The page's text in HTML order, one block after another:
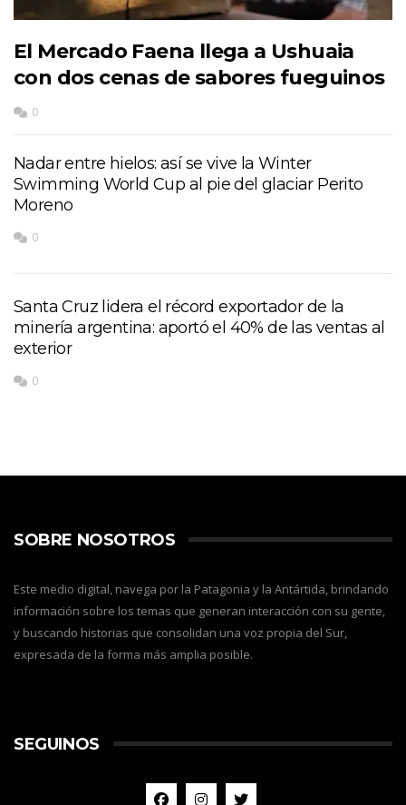
El Mercado Faena llega a Ushuaia
con dos cenas de sabores fueguinos
0
Nadar entre hielos: así se vive la Winter
Swimming World Cup al pie del glaciar Perito
Moreno
0
Santa Cruz lidera el récord exportador de la
minería argentina: aportó el 40% de las ventas al
exterior
0
SOBRE NOSOTROS
Este medio digital, navega por la Patagonia y la Antártida, brindando
información sobre los temas que generan interacción con su gente,
y buscando historias que consolidan una voz propia del Sur,
expresada de la forma más amplia posible.
SEGUINOS